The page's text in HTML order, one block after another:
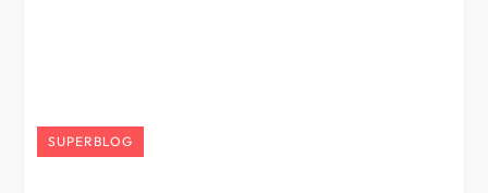
SUPERBLOG